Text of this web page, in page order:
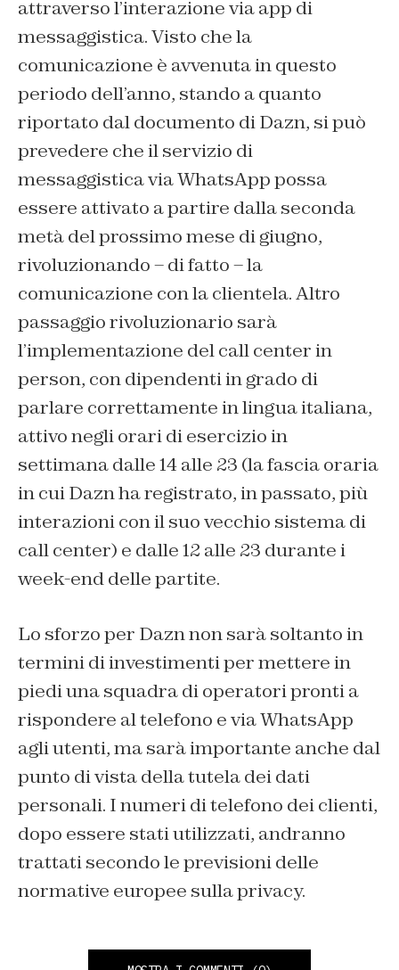
attraverso l’interazione via app di
messaggistica. Visto che la
comunicazione è avvenuta in questo
periodo dell’anno, stando a quanto
riportato dal documento di Dazn, si può
prevedere che il servizio di
messaggistica via WhatsApp possa
essere attivato a partire dalla seconda
metà del prossimo mese di giugno,
rivoluzionando – di fatto – la
comunicazione con la clientela. Altro
passaggio rivoluzionario sarà
l’implementazione del call center in
person, con dipendenti in grado di
parlare correttamente in lingua italiana,
attivo negli orari di esercizio in
settimana dalle 14 alle 23 (la fascia oraria
in cui Dazn ha registrato, in passato, più
interazioni con il suo vecchio sistema di
call center) e dalle 12 alle 23 durante i
week-end delle partite.
Lo sforzo per Dazn non sarà soltanto in
termini di investimenti per mettere in
piedi una squadra di operatori pronti a
rispondere al telefono e via WhatsApp
agli utenti, ma sarà importante anche dal
punto di vista della tutela dei dati
personali. I numeri di telefono dei clienti,
dopo essere stati utilizzati, andranno
trattati secondo le previsioni delle
normative europee sulla privacy.